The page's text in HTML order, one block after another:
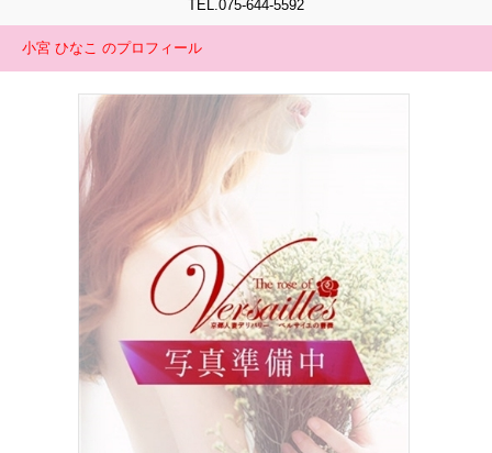
TEL.075-644-5592
小宮 ひなこ のプロフィール